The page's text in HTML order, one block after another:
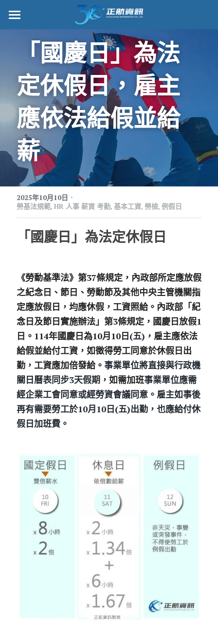
正航首頁
數位轉型
管理功能
標竿客戶
詢問/採購
客戶服務
正航願景
關於正航
工作機會
股東專區
隱私權政策指南
聯絡正航
搜索
「國慶日」為法
定休假日，雇主
應依法給假並給
薪
2025年10月10日 ·
勞基法規範, HR 人事 薪資 考勤, 基本工資, 勞檢, 例假日
「國慶日」為法定休假日
《勞動基準法》第37條規定，內政部所定應放假
之紀念日、節日、勞動節及其他中央主管機關指
定應放假日，均應休假，工資照給。內政部「紀
念日及節日實施辦法」第3條規定，國慶日放假1
日。114年國慶日為10月10日(五) ，雇主應依法
給假並給付工資，如徵得勞工同意於休假日出
勤，工資應加倍發給。 事業單位將直接與行政機
關日曆表同步3天假期 ，如需加班事業單位應需
經企業工會同意或經勞資會議同意。雇主如事後
再有需要勞工於10月10日(五)出勤，也應給付休
假日加班費。